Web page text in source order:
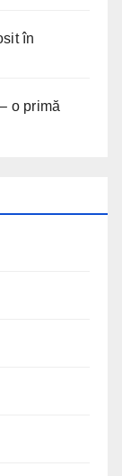
în
o primă